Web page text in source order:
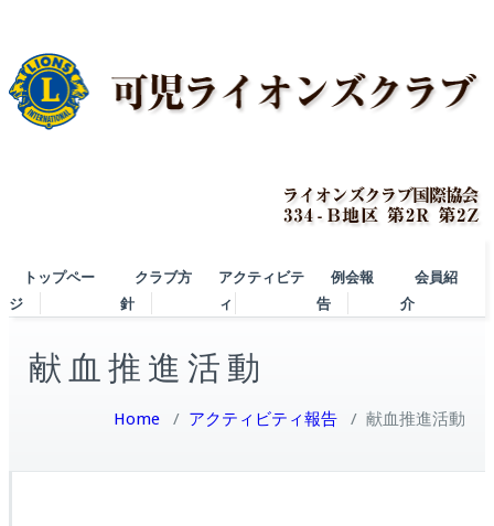
トップペー
ジ
クラブ方
針
アクティビテ
ィ
例会報
告
会員紹
介
献血推進活動
Home / アクティビティ報告 / 献血推進活動